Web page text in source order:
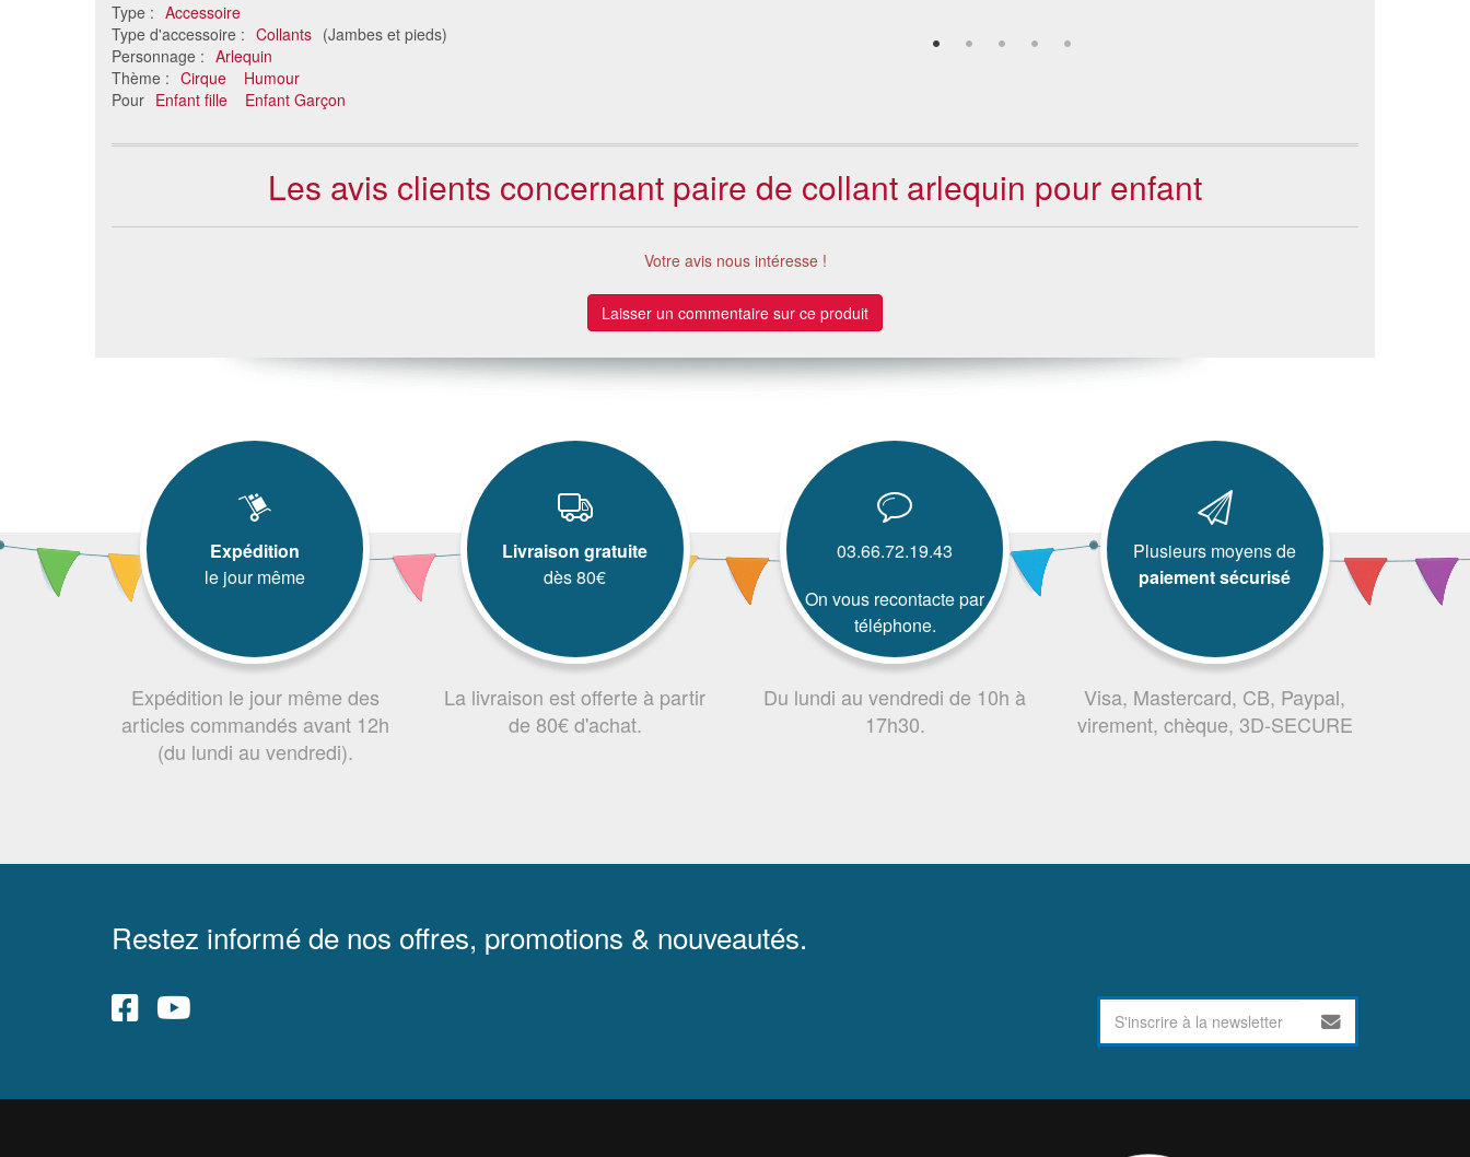
Type : Accessoire
Type d'accessoire : Collants (Jambes et pieds)
Personnage : Arlequin
Thème : Cirque
Humour
Pour Enfant fille Enfant Garçon
Les avis clients concernant paire de collant arlequin pour enfant
Votre avis nous intéresse !
Laisser un commentaire sur ce produit
Expédition
le jour même
Expédition le jour même des
articles commandés avant 12h
(du lundi au vendredi).
Livraison gratuite
dès 80€
La livraison est offerte à partir
de 80€ d'achat.
03.66.72.19.43
On vous recontacte par
téléphone.
Du lundi au vendredi de 10h à
17h30.
Plusieurs moyens de
paiement sécurisé
Visa, Mastercard, CB, Paypal,
virement, chèque, 3D-SECURE
Restez informé de nos offres, promotions & nouveautés.